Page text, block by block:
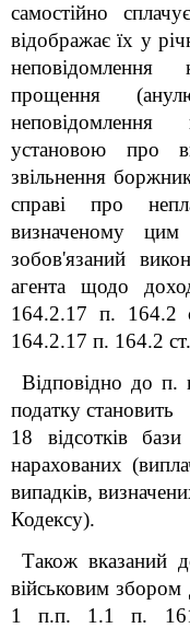
самостійно
відображає їх у
прощення
установою про
звільнення
справі про
визначеному цим
зобов'язаний
агента щодо
164.2.17 п. 164.2
164.2.17 п. 164.2
Відповідно до п.
податку становить
18 відсотків
нарахованих
випадків,
Кодексу).
Також вказаний
військовим збором
1 п.п. 1.1 п. 16